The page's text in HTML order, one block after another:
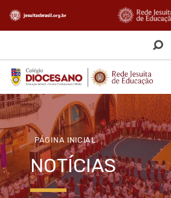
PÁGINA INICIAL
NOTÍCIAS